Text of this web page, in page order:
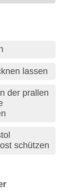
lassen
der prallen
schützen